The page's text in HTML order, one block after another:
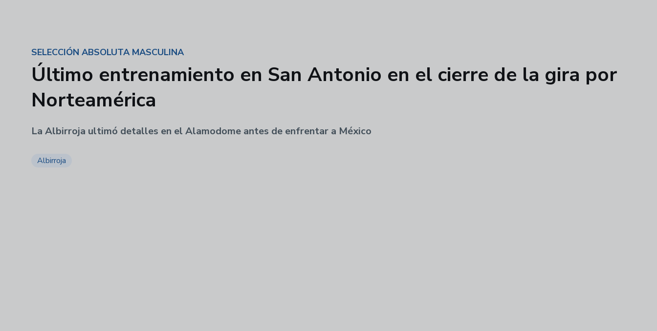
SELECCIÓN ABSOLUTA MASCULINA
Último entrenamiento en San Antonio en el cierre de la gira por
Norteamérica
La Albirroja ultimó detalles en el Alamodome antes de enfrentar a México
Albirroja